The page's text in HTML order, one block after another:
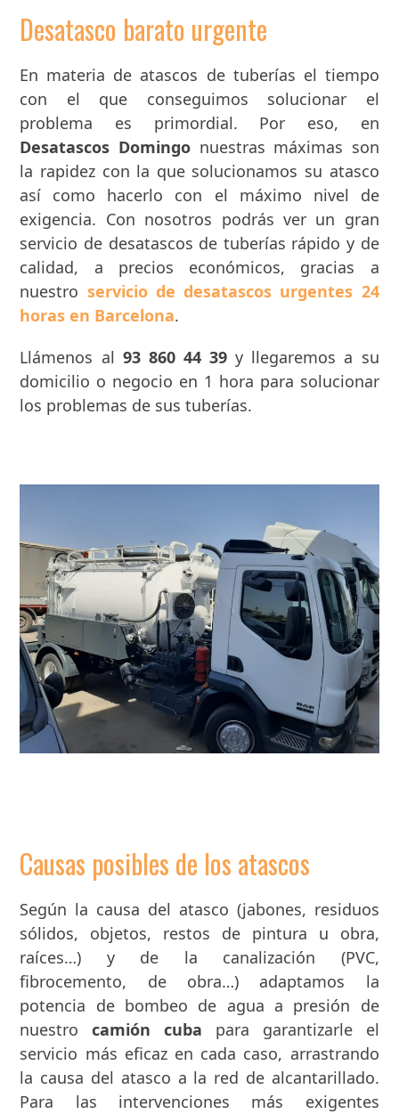
Desatasco barato urgente
En materia de atascos de tuberías el tiempo
con el que conseguimos solucionar el
problema es primordial. Por eso, en
Desatascos Domingonuestras máximas son
la rapidez con la que solucionamos su atasco
así como hacerlo con el máximo nivel de
exigencia. Con nosotros podrás ver un gran
servicio de desatascos de tuberías rápido y de
calidad, a precios económicos, gracias a
nuestro servicio de desatascos urgentes 24
horas en Barcelona.
Llámenos al 93 860 44 39 y llegaremos a su
domicilio o negocio en 1 hora para solucionar
los problemas de sus tuberías.
Causas posibles de los atascos
Según la causa del atasco (jabones, residuos
sólidos, objetos, restos de pintura u obra,
raíces…) y de la canalización (PVC,
fibrocemento, de obra…) adaptamos la
potencia de bombeo de agua a presión de
nuestrocamión cuba para garantizarle el
servicio más eficaz en cada caso, arrastrando
la causa del atasco a la red de alcantarillado.
Para las intervenciones más exigentes